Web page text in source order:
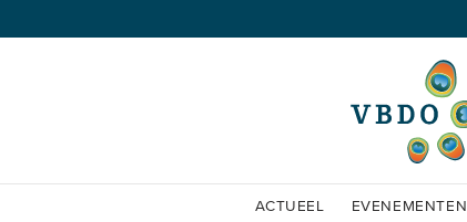
ACTUEEL EVENEMENTEN